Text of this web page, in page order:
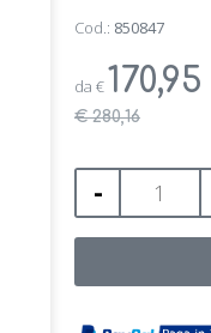
Cod.: 850847
da €170,95
€ 280,16
-